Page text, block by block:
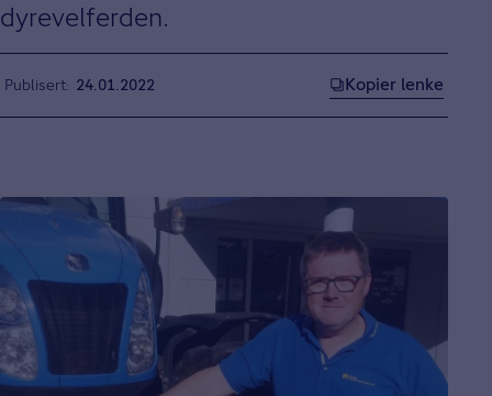
dyrevelferden.
Publisert 24.01.2022 Kopier lenke